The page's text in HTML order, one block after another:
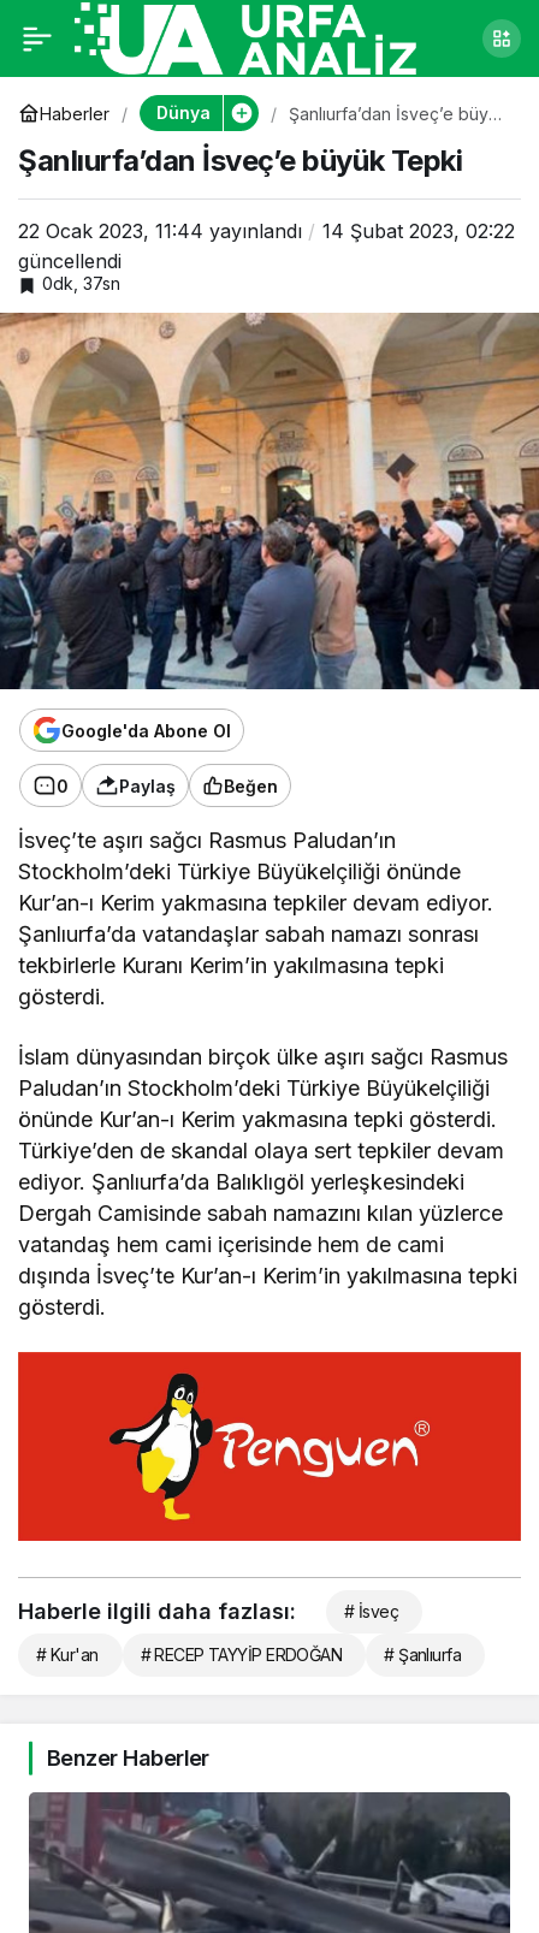
Haberler Dünya
Şanlıurfa’dan İsveç’e büyük
Şanlıurfa’dan İsveç’e büyük Tepki
22 Ocak 2023, 11:44 yayınlandı
14 Şubat 2023, 02:22
güncellendi
0dk, 37sn
Google'da Abone Ol
0 Paylaş Beğen
İsveç’te aşırı sağcı Rasmus Paludan’ın
Stockholm’deki Türkiye Büyükelçiliği önünde
Kur’an-ı Kerim yakmasına tepkiler devam ediyor.
Şanlıurfa’da vatandaşlar sabah namazı sonrası
tekbirlerle Kuranı Kerim’in yakılmasına tepki
gösterdi.
İslam dünyasından birçok ülke aşırı sağcı Rasmus
Paludan’ın Stockholm’deki Türkiye Büyükelçiliği
önünde Kur’an-ı Kerim yakmasına tepki gösterdi.
Türkiye’den de skandal olaya sert tepkiler devam
ediyor. Şanlıurfa’da Balıklıgöl yerleşkesindeki
Dergah Camisinde sabah namazını kılan yüzlerce
vatandaş hem cami içerisinde hem de cami
dışında İsveç’te Kur’an-ı Kerim’in yakılmasına tepki
gösterdi.
Şanlıurfa’dan İsveç’e
büyük Tepki
0
Haberle ilgili daha fazlası: # İsveç
# Kur'an # RECEP TAYYİP ERDOĞAN # Şanlıurfa
Benzer Haberler